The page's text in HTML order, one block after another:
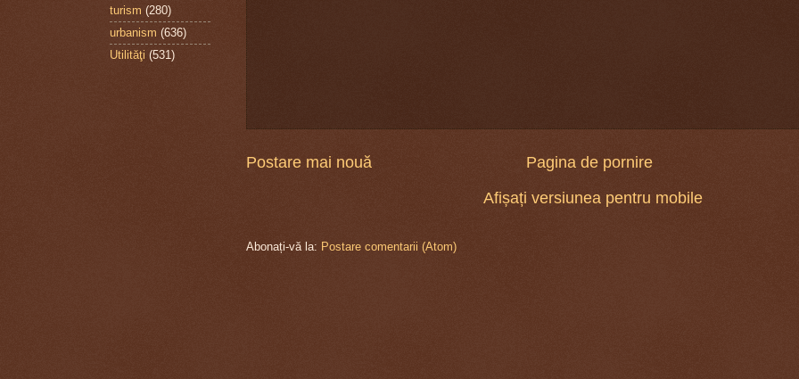
Postare mai nouă
Pagina de pornire
Afișați versiunea pentru mobile
Abonați-vă la: Postare comentarii (Atom)
turism (280)
urbanism (636)
Utilităţi (531)